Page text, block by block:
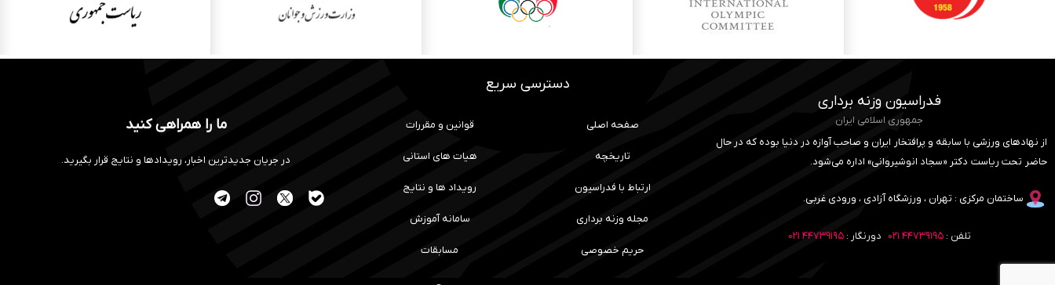
فدراسیون وزنه برداری
جمهوری اسلامی ایران
از نهادهای ورزشی با سابقه و پرافتخار ایران و صاحب آوازه در دنیا بوده که در حال
حاضر تحت ریاست دکتر «سجاد انوشیروانی» اداره می‌شود.
ساختمان مرکزی : تهران ، ورزشگاه آزادی ، ورودی غربی.
تلفن :۴۴۷۳۹۱۹۵ ۰۲۱ دورنگار :۴۴۷۳۹۱۹۵ ۰۲۱
دسترسی سریع
صفحه اصلی
تاریخچه
ارتباط با فدراسیون
مجله وزنه برداری
حریم خصوصی
قوانین و مقررات
هیات های استانی
رویداد ها و نتایج
سامانه آموزش
مسابقات
ما را همراهی کنید
در جریان جدیدترین اخبار، رویدادها و نتایج قرار بگیرید.